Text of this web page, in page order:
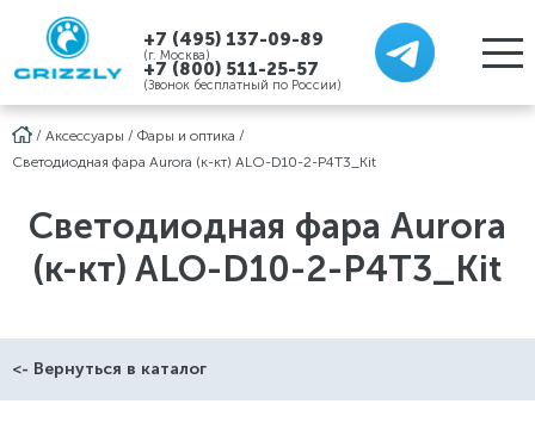
+7 (495) 137-09-89
(г. Москва)
+7 (800) 511-25-57
(Звонок бесплатный по России)
/ Аксессуары / Фары и оптика /
Светодиодная фара Aurora (к-кт) ALO-D10-2-P4T3_Kit
Светодиодная фара Aurora
(к-кт) ALO-D10-2-P4T3_Kit
<- Вернуться в каталог